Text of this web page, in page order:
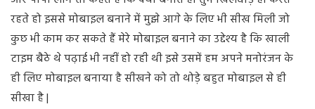
रहते हो इससे मोबाइल बनाने में मुझे आगे के लिए भी सीख मिली जो
कुछ भी काम कर सकते हैं मेरे मोबाइल बनाने का उद्देश्य है कि खाली
टाइम बैठे थे पढ़ाई भी नहीं हो रही थी इसे उसमें हम अपने मनोरंजन के
ही लिए मोबाइल बनाया है सीखने को तो थोड़े बहुत मोबाइल से ही
सीखा है |